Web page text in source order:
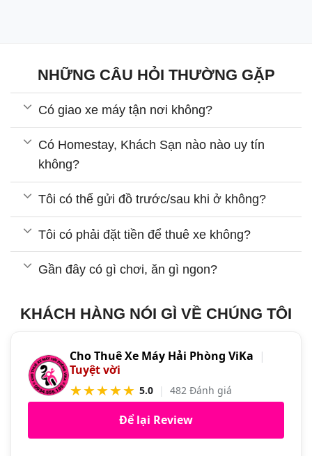
NHỮNG CÂU HỎI THƯỜNG GẶP
Có giao xe máy tận nơi không?
Có Homestay, Khách Sạn nào nào uy tín
không?
Tôi có thể gửi đồ trước/sau khi ở không?
Tôi có phải đặt tiền để thuê xe không?
Gần đây có gì chơi, ăn gì ngon?
KHÁCH HÀNG NÓI GÌ VỀ CHÚNG TÔI
Cho Thuê Xe Máy Hải Phòng ViKa |
Tuyệt vời
★★★★★ 5.0 | 482 Đánh giá
Để lại Review